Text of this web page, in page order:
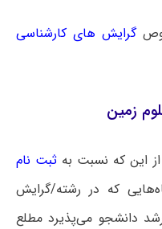
گرایش های کارشناسی
زمین
این که نسبت به ثبت نام
که در رشته/گرایش
دانشجو می‌پذیرد مطلع